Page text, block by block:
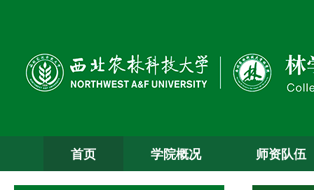
首页 学院概况 师资队伍